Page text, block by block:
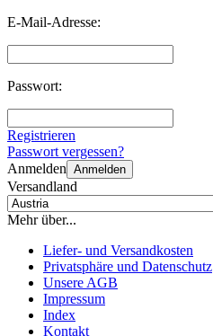
E-Mail-Adresse:
Passwort:
Registrieren
Passwort vergessen?
Anmelden Anmelden
Versandland
Mehr über...
Liefer- und Versandkosten
Privatsphäre und Datenschutz
Unsere AGB
Impressum
Index
Kontakt